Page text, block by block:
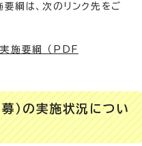
綱は、次のリンク先をご
実施要綱 （PDF
募）の実施状況につい